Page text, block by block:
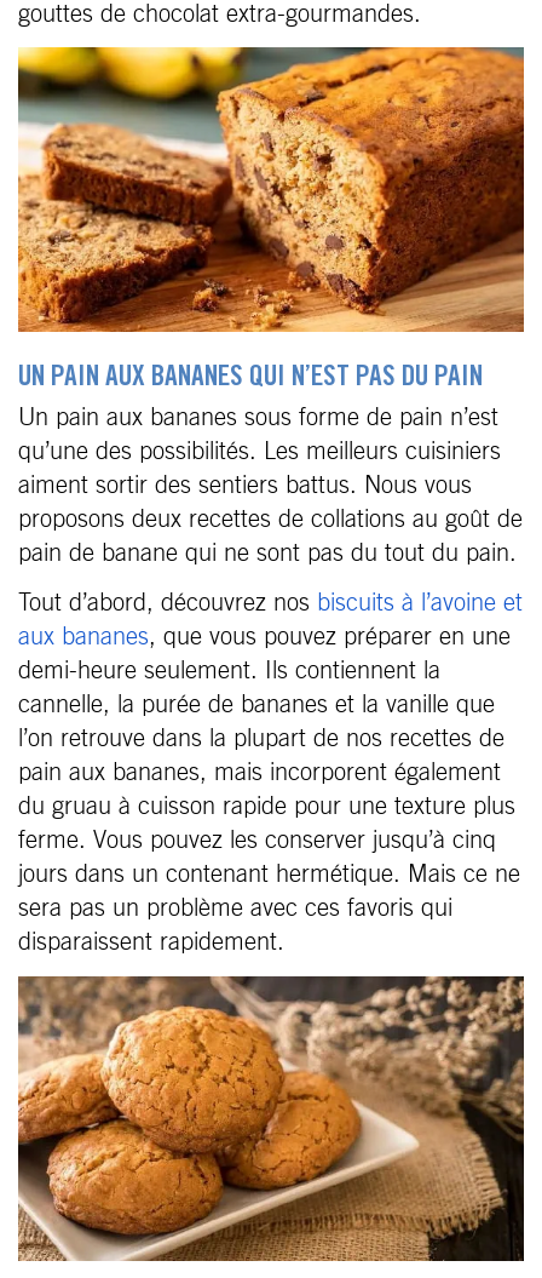
gouttes de chocolat extra-gourmandes.
UN PAIN AUX BANANES QUI N’EST PAS DU PAIN
Un pain aux bananes sous forme de pain n’est
qu’une des possibilités. Les meilleurs cuisiniers
aiment sortir des sentiers battus. Nous vous
proposons deux recettes de collations au goût de
pain de banane qui ne sont pas du tout du pain.
Tout d’abord, découvrez nos biscuits à l’avoine et
aux bananes, que vous pouvez préparer en une
demi-heure seulement. Ils contiennent la
cannelle, la purée de bananes et la vanille que
l’on retrouve dans la plupart de nos recettes de
pain aux bananes, mais incorporent également
du gruau à cuisson rapide pour une texture plus
ferme. Vous pouvez les conserver jusqu’à cinq
jours dans un contenant hermétique. Mais ce ne
sera pas un problème avec ces favoris qui
disparaissent rapidement.